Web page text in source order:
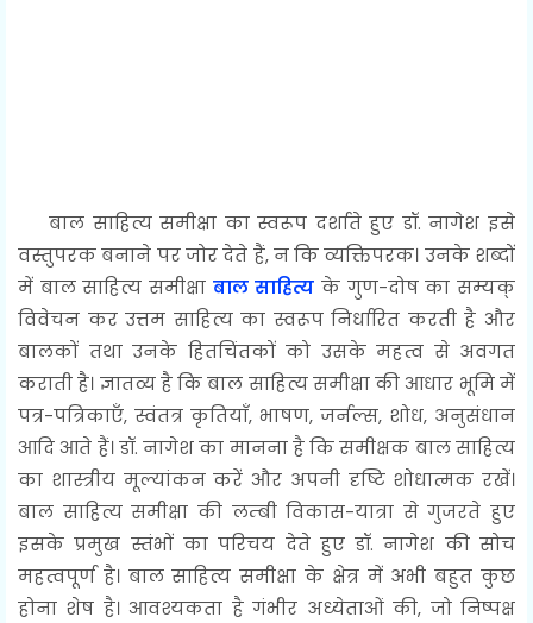
बाल साहित्य समीक्षा का स्वरूप दर्शाते हुए डॉ. नागेश इसे
वस्तुपरक बनाने पर जोर देते हैं, न कि व्यक्तिपरक। उनके शब्दों
में बाल साहित्य समीक्षा बाल साहित्य के गुण-दोष का सम्यक्
विवेचन कर उत्तम साहित्य का स्वरूप निर्धारित करती है और
बालकों तथा उनके हितचिंतकों को उसके महत्व से अवगत
कराती है। ज्ञातव्य है कि बाल साहित्य समीक्षा की आधार भूमि में
पत्र-पत्रिकाएँ, स्वंतत्र कृतियाँ, भाषण, जर्नल्स, शोध, अनुसंधान
आदि आते हैं। डॉ. नागेश का मानना है कि समीक्षक बाल साहित्य
का शास्त्रीय मूल्यांकन करें और अपनी दृष्टि शोधात्मक रखें।
बाल साहित्य समीक्षा की लम्बी विकास-यात्रा से गुजरते हुए
इसके प्रमुख स्तंभों का परिचय देते हुए डॉ. नागेश की सोच
महत्वपूर्ण है। बाल साहित्य समीक्षा के क्षेत्र में अभी बहुत कुछ
होना शेष है। आवश्यकता है गंभीर अध्येताओं की, जो निष्पक्ष